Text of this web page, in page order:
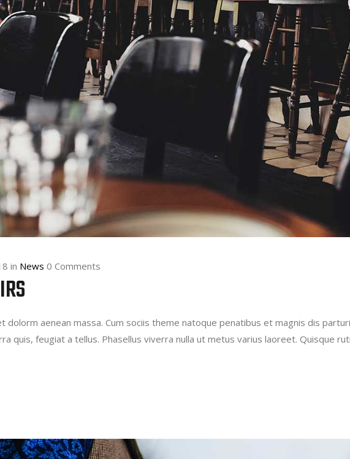
in News 0 Comments
dolorm aenean massa. Cum sociis theme natoque penatibus et magnis dis
quis, feugiat a tellus. Phasellus viverra nulla ut metus varius laoreet. Quisque